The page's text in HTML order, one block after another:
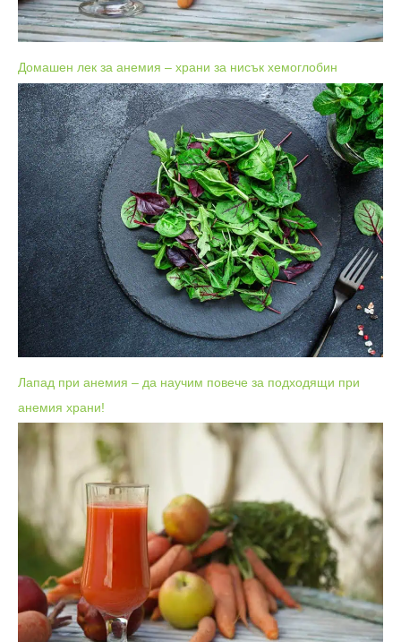
Домашен лек за анемия – храни за нисък хемоглобин
Лапад при анемия – да научим повече за подходящи при
анемия храни!